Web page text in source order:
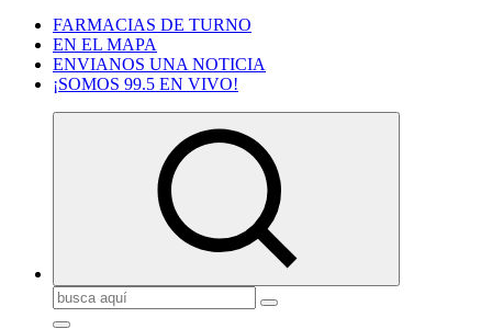
FARMACIAS DE TURNO
EN EL MAPA
ENVIANOS UNA NOTICIA
¡SOMOS 99.5 EN VIVO!
Buscar: